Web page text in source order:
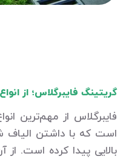
گریتینگ فایبرگلاس؛ از
فایبرگلاس از مهم‌ترین
است که با داشتن الیاف
بالایی پیدا کرده است.